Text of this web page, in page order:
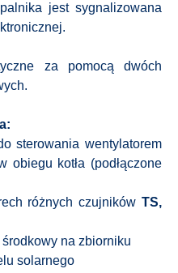
jest sygnalizowana
za pomocą dwóch
sterowania wentylatorem
obiegu kotła (podłączone
różnych czujników TS,
na zbiorniku
solarnego